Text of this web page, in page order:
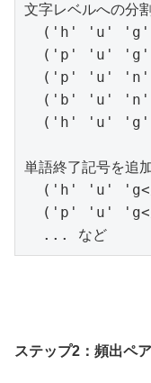
文字レベルへの分
('h' 'u'
('p' 'u'
('p' 'u'
('b' 'u'
('h' 'u' 'g'
単語終了記号を追
('h' 'u'
('p' 'u'
  ... など
ステップ2：頻出ペ